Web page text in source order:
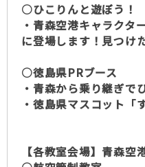
○ひこりんと遊ぼう！
・青森空港キャラクタ
に登場します！見つけ
○徳島県PRブース
・青森から乗り継ぎで
・徳島県マスコット「
【各教室会場】青森